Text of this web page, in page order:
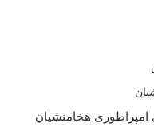
هخامنشیان